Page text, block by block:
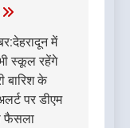
में
स्कूल रहेंगे
बारिश के
पर डीएम
फैसला